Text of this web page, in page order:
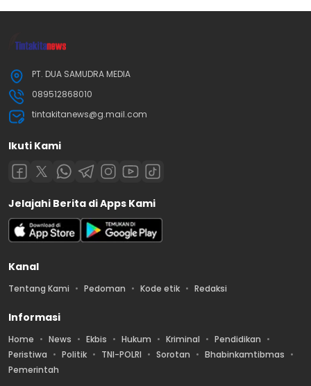
PT. DUA SAMUDRA MEDIA
089512868010
tintakitanews@g.mail.com
Ikuti Kami
Jelajahi Berita di Apps Kami
Kanal
Tentang Kami Pedoman Kode etik Redaksi
Informasi
Home News Ekbis Hukum Kriminal
Pendidikan
Peristiwa
Politik TNI-POLRI Sorotan
Bhabinkamtibmas
Pemerintah